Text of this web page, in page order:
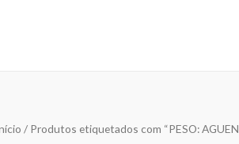
/ Produtos etiquetados com “PESO: